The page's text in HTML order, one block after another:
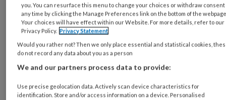
veiligheid waarborgen. Maar dat roept weer
vragen op. Wie is de eigenaar van al deze data?
Is dat de financier? Is dat de overheid, de GGD,
het RIVM of de Europese Unie? Is dat de
worden verzameld, en ik druk op akkoord voor
gebruikerslicentie en het plaatsen vancookies
you. You can resurface this menu to change your choices or withdraw consent
any time by clicking the Manage Preferences link on the bottom of the
Your choices will have effect within our Website. For more details, refer to our
Privacy Policy. Privacy Statement
Would you rather not? Then we only place essential and statistical cookies,
do not record any data about you as a person
We and our partners process data to provide:
Use precise geolocation data. Actively scan device characteristics for
identification. Store and/or access information on a device. Personalised